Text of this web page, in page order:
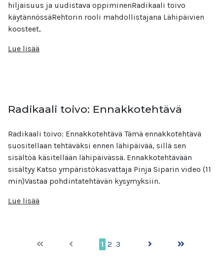
hiljaisuus ja uudistava oppiminenRadikaali toivo
käytännössäRehtorin rooli mahdollistajana Lähipäivien
koosteet,
Lue lisää
Radikaali toivo: Ennakkotehtävä
Radikaali toivo: Ennakkotehtävä Tämä ennakkotehtävä
suositellaan tehtäväksi ennen lähipäivää, sillä sen
sisältöä käsitellään lähipäivässä. Ennakkotehtävään
sisältyy Katso ympäristökasvattaja Pinja Siparin video (11
min)Vastaa pohdintatehtävän kysymyksiin.
Lue lisää
1 2 3